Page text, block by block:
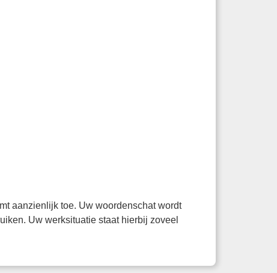
aanzienlijk toe. Uw woordenschat wordt
Uw werksituatie staat hierbij zoveel